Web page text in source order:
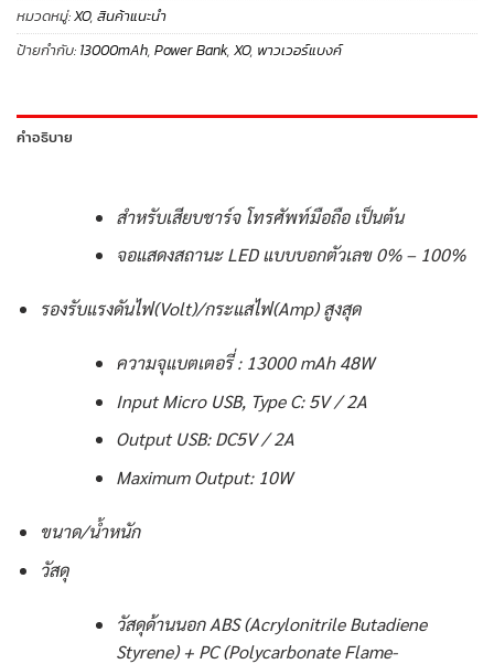
หมวดหมู่:XO, สินค้าแนะนำ
ป้ายกำกับ: 13000mAh, Power Bank, XO, พาวเวอร์แบงค์
คำอธิบาย
สำหรับเสียบชาร์จ โทรศัพท์มือถือ เป็นต้น
จอแสดงสถานะ LED แบบบอกตัวเลข 0% – 100%
รองรับแรงดันไฟ(Volt)/กระแสไฟ(Amp) สูงสุด
ความจุแบตเตอรี่ : 13000 mAh 48W
Input Micro USB, Type C: 5V / 2A
Output USB: DC5V / 2A
Maximum Output: 10W
ขนาด/น้ำหนัก
วัสดุ
วัสดุด้านนอก ABS (Acrylonitrile Butadiene
Styrene) + PC (Polycarbonate Flame-